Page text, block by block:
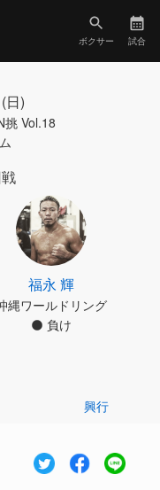
ボクサー 試合
日)
挑 Vol.18
福永 輝
縄ワールドリング
負け
興行